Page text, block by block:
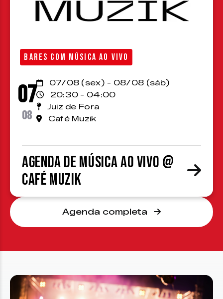
BARES COM MÚSICA AO VIVO
07
08
07/08 (sex) - 08/08 (sáb)
20:30 - 04:00
Juiz de Fora
Café Muzik
Agenda de Música ao Vivo @
Café Muzik
Agenda completa